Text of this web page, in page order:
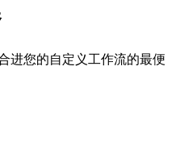
进您的自定义工作流的最便